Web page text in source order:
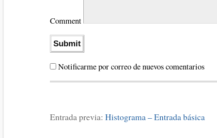
Comment
Notificarme por correo de nuevos comentarios
Entrada previa: Histograma – Entrada básica